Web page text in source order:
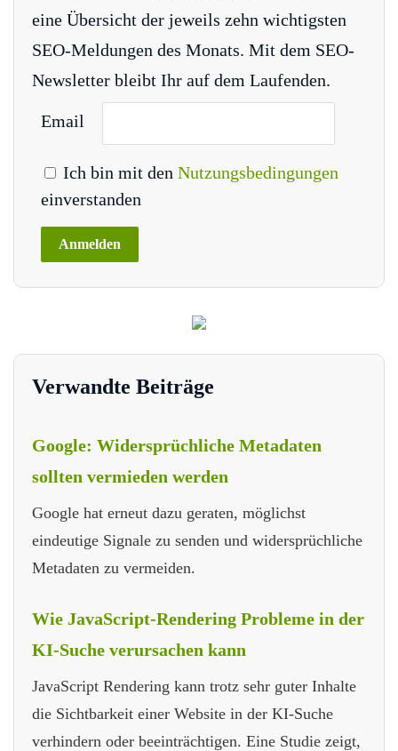
eine Übersicht der jeweils zehn wichtigsten
SEO-Meldungen des Monats. Mit dem SEO-
Newsletter bleibt Ihr auf dem Laufenden.
Email
Ich bin mit den Nutzungsbedingungen
einverstanden
Verwandte Beiträge
Google: Widersprüchliche Metadaten
sollten vermieden werden
Google hat erneut dazu geraten, möglichst
eindeutige Signale zu senden und widersprüchliche
Metadaten zu vermeiden.
Wie JavaScript-Rendering Probleme in der
KI-Suche verursachen kann
JavaScript Rendering kann trotz sehr guter Inhalte
die Sichtbarkeit einer Website in der KI-Suche
verhindern oder beeinträchtigen. Eine Studie zeigt,